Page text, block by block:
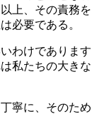
上、その責務を
必要である。
わけであります
私たちの大きな
寧に、そのため